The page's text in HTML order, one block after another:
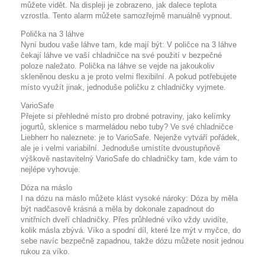
můžete vidět. Na displeji je zobrazeno, jak dalece teplota
vzrostla. Tento alarm můžete samozřejmě manuálně vypnout.
Polička na 3 láhve
Nyní budou vaše láhve tam, kde mají být: V poličce na 3 láhve
čekají láhve ve vaší chladničce na své použití v bezpečné
poloze naležato. Polička na láhve se vejde na jakoukoliv
skleněnou desku a je proto velmi flexibilní. A pokud potřebujete
místo využít jinak, jednoduše poličku z chladničky vyjmete.
VarioSafe
Přejete si přehledné místo pro drobné potraviny, jako kelímky
jogurtů, sklenice s marmeládou nebo tuby? Ve své chladničce
Liebherr ho naleznete: je to VarioSafe. Nejenže vytváří pořádek,
ale je i velmi variabilní. Jednoduše umístíte dvoustupňově
výškově nastavitelný VarioSafe do chladničky tam, kde vám to
nejlépe vyhovuje.
Dóza na máslo
I na dózu na máslo můžete klást vysoké nároky: Dóza by měla
být nadčasově krásná a měla by dokonale zapadnout do
vnitřních dveří chladničky. Přes průhledné víko vždy uvidíte,
kolik másla zbývá. Víko a spodní díl, které lze mýt v myčce, do
sebe navíc bezpečně zapadnou, takže dózu můžete nosit jednou
rukou za víko.